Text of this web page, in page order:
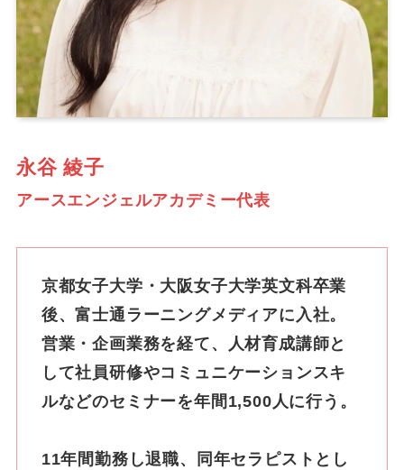
永谷 綾子
アースエンジェルアカデミー代表
京都女子大学・大阪女子大学英文科卒業
後、富士通ラーニングメディアに入社。
営業・企画業務を経て、人材育成講師と
して社員研修やコミュニケーションスキ
ルなどのセミナーを年間1,500人に行う。
11年間勤務し退職、同年セラピストとし